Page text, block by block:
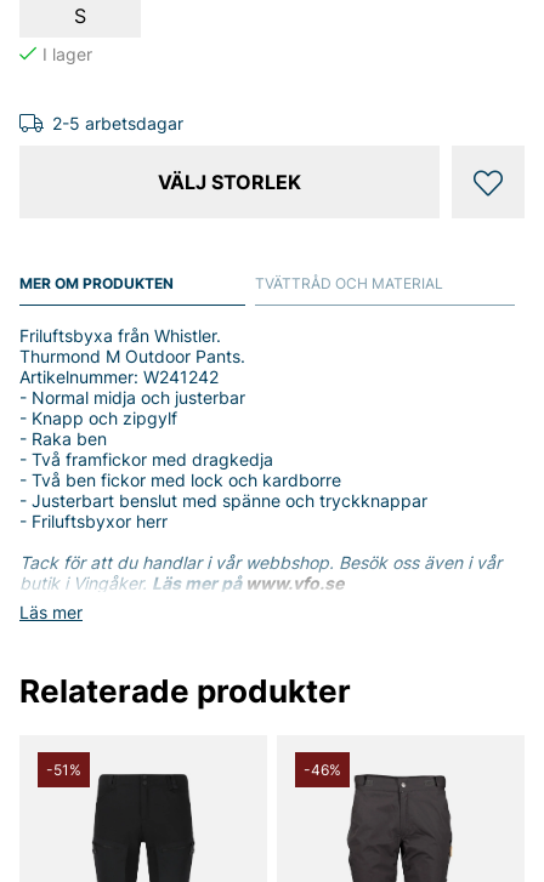
S
2-5 arbetsdagar
VÄLJ STORLEK
MER OM PRODUKTEN
Läs mer
Friluftsbyxa från Whistler.
Thurmond M Outdoor Pants.
Artikelnummer: W241242
- Normal midja och justerbar
- Knapp och zipgylf
- Raka ben
- Två framfickor med dragkedja
- Två ben fickor med lock och kardborre
- Justerbart benslut med spänne och tryckknappar
- Friluftsbyxor herr
Tack för att du handlar i vår webbshop. Besök oss även i vår
butik i Vingåker. Läs mer på www.vfo.se
TVÄTTRÅD OCH MATERIAL
Relaterade produkter
-51% -46%